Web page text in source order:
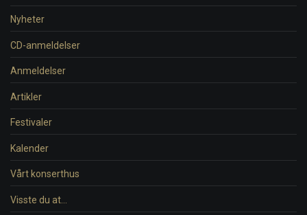
Nyheter
CD-anmeldelser
Anmeldelser
Artikler
Festivaler
Kalender
Vårt konserthus
Visste du at…